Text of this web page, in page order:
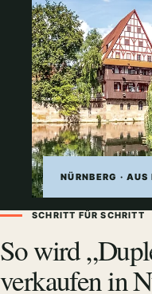
NÜRNBERG ·
SCHRITT FÜR SCHRITT
So wird
verkaufen in